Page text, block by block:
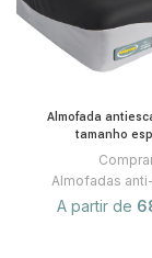
Almofada
tamanho
Almofadas
A partir de